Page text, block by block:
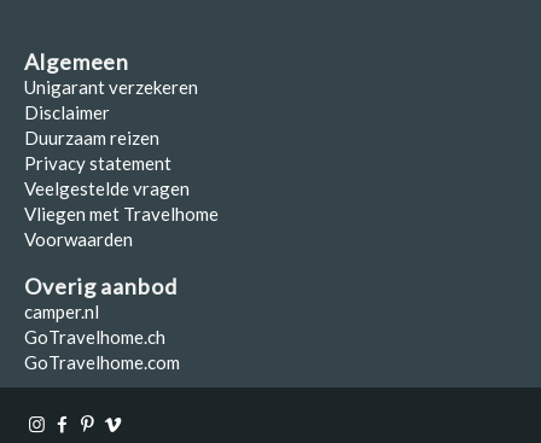
Algemeen
Unigarant verzekeren
Disclaimer
Duurzaam reizen
Privacy statement
Veelgestelde vragen
Vliegen met Travelhome
Voorwaarden
Overig aanbod
camper.nl
GoTravelhome.ch
GoTravelhome.com